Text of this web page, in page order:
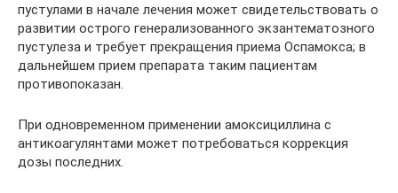
пустулами в начале лечения может свидетельствовать о
развитии острого генерализованного экзантематозного
пустулеза и требует прекращения приема Оспамокса; в
дальнейшем прием препарата таким пациентам
противопоказан.
При одновременном применении амоксициллина с
антикоагулянтами может потребоваться коррекция
дозы последних.